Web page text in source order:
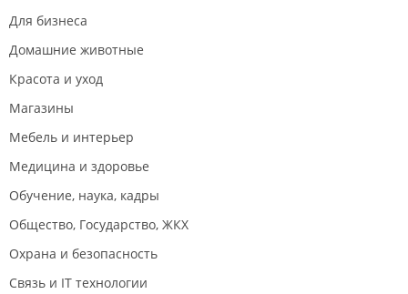
приставам. Ладно не дальше и то хорошо. Теперь
вопрос: зачем и почему я должна куда-то идти? Я
электронная почта,вы забрали мои деньги,а
элементарный расходный ордер например где?
моего ведома работники СФР и даже не
удосуживаются прислать документ по которому они
перечислили со слов оператора. Почему мне
кажется,что бухгалтерские документы обязательно
должны быть? Или я ещё живу советским
временем,где за каждую копейку была строгая
отчётность и буквально людей за это отправляли за
Для бизнеса
Домашние животные
Красота и уход
Магазины
Мебель и интерьер
Медицина и здоровье
Обучение, наука, кадры
Общество, Государство, ЖКХ
Охрана и безопасность
Связь и IT технологии